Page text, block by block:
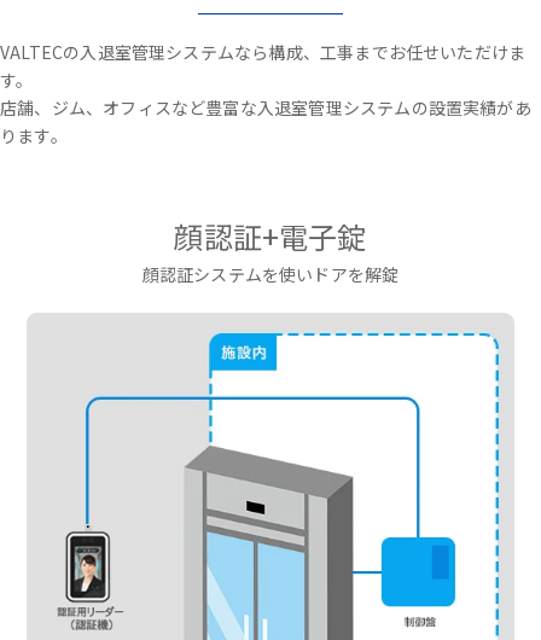
VALTECの入退室管理システムなら構成、工事までお任せいただけま
す。
店舗、ジム、オフィスなど豊富な入退室管理システムの設置実績があ
ります。
顔認証+電子錠
顔認証システムを使いドアを解錠